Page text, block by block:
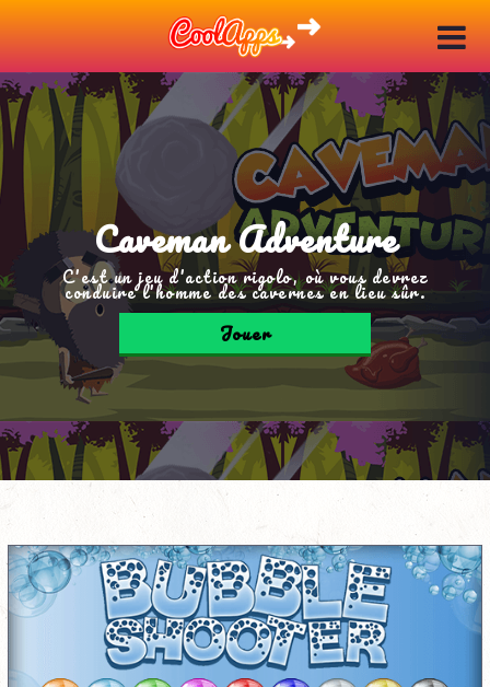
Caveman Adventure
C'est un jeu d'action rigolo, où vous devrez
conduire l'homme des cavernes en lieu sûr.
Jouer